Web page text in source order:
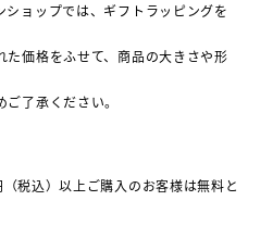
ョップでは、ギフトラッピングを
価格をふせて、商品の大きさや形
了承ください。
税込）以上ご購入のお客様は無料と